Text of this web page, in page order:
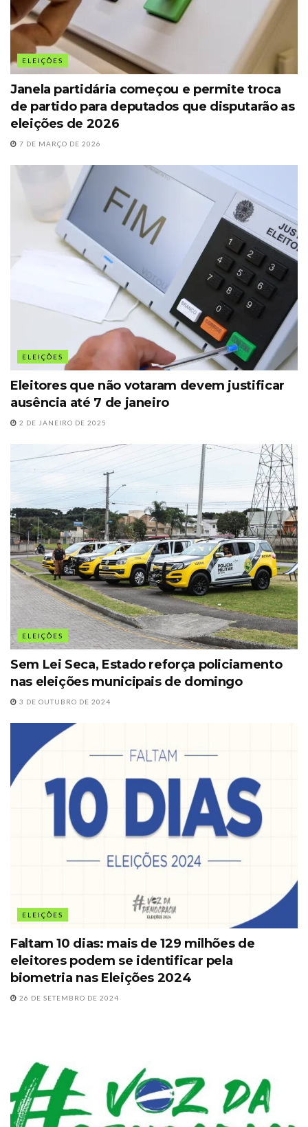
ELEIÇÕES
Janela partidária começou e permite troca
de partido para deputados que disputarão as
eleições de 2026
7 DE MARÇO DE 2026
ELEIÇÕES
Eleitores que não votaram devem justificar
ausência até 7 de janeiro
2 DE JANEIRO DE 2025
ELEIÇÕES
Sem Lei Seca, Estado reforça policiamento
nas eleições municipais de domingo
3 DE OUTUBRO DE 2024
ELEIÇÕES
Faltam 10 dias: mais de 129 milhões de
eleitores podem se identificar pela
biometria nas Eleições 2024
26 DE SETEMBRO DE 2024